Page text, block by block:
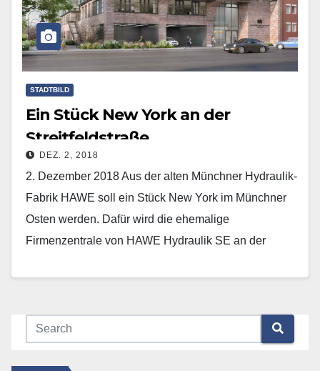
STADTBILD
Ein Stück New York an der
Streitfeldstraße
DEZ. 2, 2018
2. Dezember 2018 Aus der alten Münchner Hydraulik-
Fabrik HAWE soll ein Stück New York im Münchner
Osten werden. Dafür wird die ehemalige
Firmenzentrale von HAWE Hydraulik SE an der